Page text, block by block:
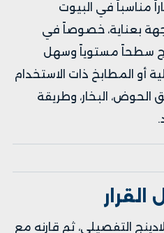
مناسباً في البيوت
بعناية، خصوصاً في
سطحاً مستوياً وسهل
أو المطابخ ذات الاستخدام
الحوض، البخار، وطريقة
التفصيلي، ثم قارنه مع